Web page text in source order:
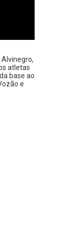
Alvinegro,
atletas
base ao
e